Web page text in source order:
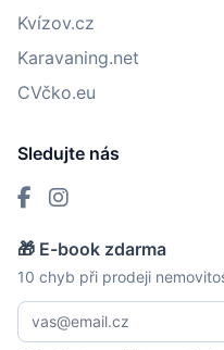
Kvízov.cz
Karavaning.net
CVčko.eu
Sledujte nás
🎁 E-book zdarma
10 chyb při prodeji